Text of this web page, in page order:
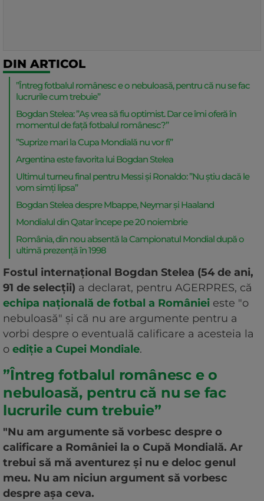
DIN ARTICOL
”Întreg fotbalul românesc e o nebuloasă, pentru că nu se fac
lucrurile cum trebuie”
Bogdan Stelea: ”Aș vrea să fiu optimist. Dar ce îmi oferă în
momentul de faţă fotbalul românesc?”
”Suprize mari la Cupa Mondială nu vor fi”
Argentina este favorita lui Bogdan Stelea
Ultimul turneu final pentru Messi și Ronaldo: ”Nu ştiu dacă le
vom simţi lipsa”
Bogdan Stelea despre Mbappe, Neymar și Haaland
Mondialul din Qatar începe pe 20 noiembrie
România, din nou absentă la Campionatul Mondial după o
ultimă prezență în 1998
Fostul internaţional Bogdan Stelea (54 de ani,
91 de selecții) a declarat, pentru AGERPRES, că
echipa naţională de fotbal a României este "o
nebuloasă" şi că nu are argumente pentru a
vorbi despre o eventuală calificare a acesteia la
o ediţie a Cupei Mondiale.
”Întreg fotbalul românesc e o
nebuloasă, pentru că nu se fac
lucrurile cum trebuie”
"Nu am argumente să vorbesc despre o
calificare a României la o Cupă Mondială. Ar
trebui să mă aventurez şi nu e deloc genul
meu. Nu am niciun argument să vorbesc
despre aşa ceva.